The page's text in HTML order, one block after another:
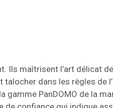
Ils maîtrisent l’art délicat
dans les règles de
gamme PanDOMO de la